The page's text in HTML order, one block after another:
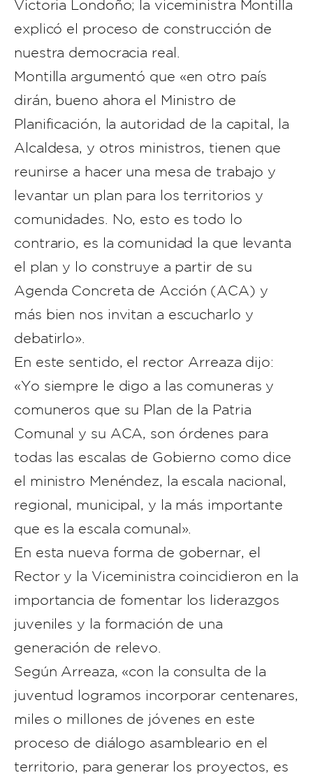
Victoria Londoño; la viceministra Montilla
explicó el proceso de construcción de
nuestra democracia real.
Montilla argumentó que «en otro país
dirán, bueno ahora el Ministro de
Planificación, la autoridad de la capital, la
Alcaldesa, y otros ministros, tienen que
reunirse a hacer una mesa de trabajo y
levantar un plan para los territorios y
comunidades. No, esto es todo lo
contrario, es la comunidad la que levanta
el plan y lo construye a partir de su
Agenda Concreta de Acción (ACA) y
más bien nos invitan a escucharlo y
debatirlo».
En este sentido, el rector Arreaza dijo:
«Yo siempre le digo a las comuneras y
comuneros que su Plan de la Patria
Comunal y su ACA, son órdenes para
todas las escalas de Gobierno como dice
el ministro Menéndez, la escala nacional,
regional, municipal, y la más importante
que es la escala comunal».
En esta nueva forma de gobernar, el
Rector y la Viceministra coincidieron en la
importancia de fomentar los liderazgos
juveniles y la formación de una
generación de relevo.
Según Arreaza, «con la consulta de la
juventud logramos incorporar centenares,
miles o millones de jóvenes en este
proceso de diálogo asambleario en el
territorio, para generar los proyectos, es